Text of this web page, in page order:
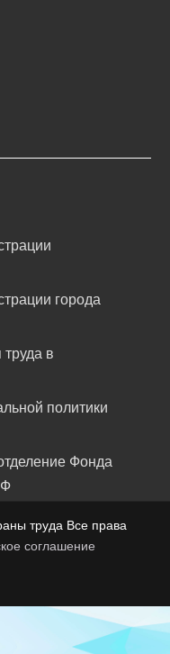
города
труда в
политики
Фонда
труда Все права
соглашение